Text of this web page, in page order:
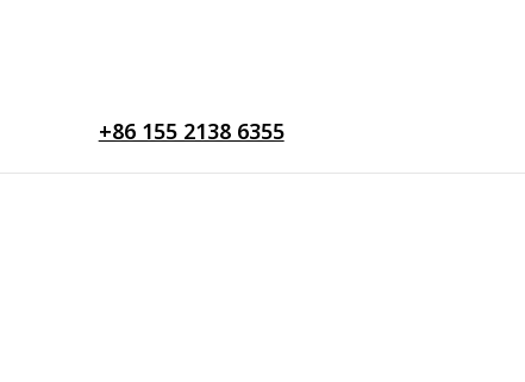
+86 155 2138 6355